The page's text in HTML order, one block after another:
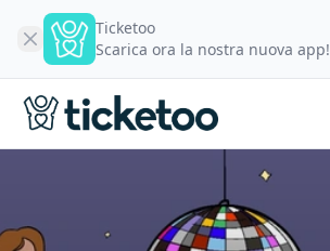
Ticketoo
Scarica ora la nostra nuova app!